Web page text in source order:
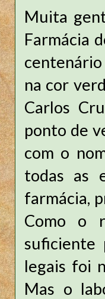
Muita
Farmácia
na cor
Carlos
ponto de
com o
todas as
farmácia,
Como o
suficiente
legais foi
Mas o